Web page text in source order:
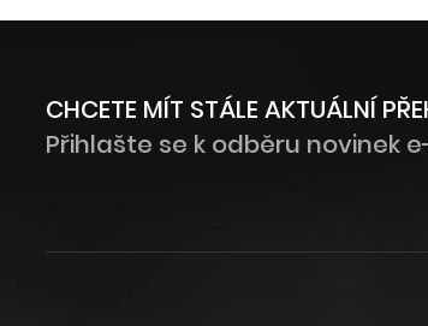
CHCETE MÍT STÁLE AKTUÁLNÍ
Přihlašte se k odběru novinek